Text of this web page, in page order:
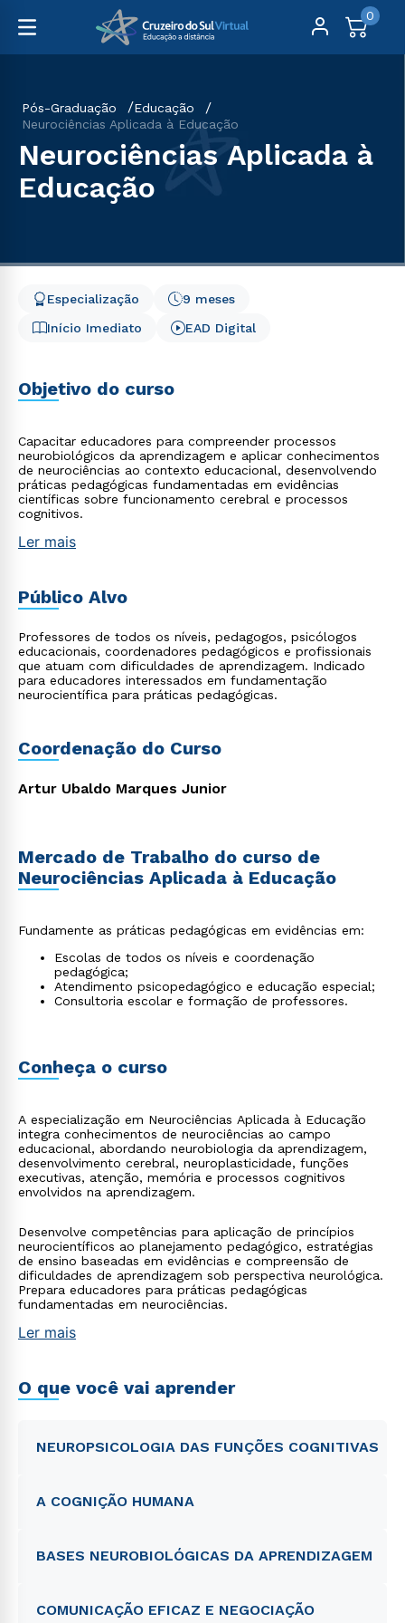
0
Pós-Graduação
Educação
Neurociências Aplicada à Educação
Neurociências Aplicada à
Educação
Início Imediato
9 meses
Especialização
EAD Digital
Objetivo do curso
Capacitar educadores para compreender processos
neurobiológicos da aprendizagem e aplicar conhecimentos
de neurociências ao contexto educacional, desenvolvendo
práticas pedagógicas fundamentadas em evidências
científicas sobre funcionamento cerebral e processos
cognitivos.
Ler mais
Público Alvo
Professores de todos os níveis, pedagogos, psicólogos
educacionais, coordenadores pedagógicos e profissionais
que atuam com dificuldades de aprendizagem. Indicado
para educadores interessados em fundamentação
neurocientífica para práticas pedagógicas.
Coordenação do Curso
Artur Ubaldo Marques Junior
Mercado de Trabalho do curso de
Neurociências Aplicada à Educação
Fundamente as práticas pedagógicas em evidências em:
Escolas de todos os níveis e coordenação
pedagógica;
Atendimento psicopedagógico e educação especial;
Consultoria escolar e formação de professores.
Conheça o curso
A especialização em Neurociências Aplicada à Educação
integra conhecimentos de neurociências ao campo
educacional, abordando neurobiologia da aprendizagem,
desenvolvimento cerebral, neuroplasticidade, funções
executivas, atenção, memória e processos cognitivos
envolvidos na aprendizagem.
Desenvolve competências para aplicação de princípios
neurocientíficos ao planejamento pedagógico, estratégias
de ensino baseadas em evidências e compreensão de
dificuldades de aprendizagem sob perspectiva neurológica.
Prepara educadores para práticas pedagógicas
fundamentadas em neurociências.
Ler mais
O que você vai aprender
NEUROPSICOLOGIA DAS FUNÇÕES COGNITIVAS
A COGNIÇÃO HUMANA
BASES NEUROBIOLÓGICAS DA APRENDIZAGEM
COMUNICAÇÃO EFICAZ E NEGOCIAÇÃO